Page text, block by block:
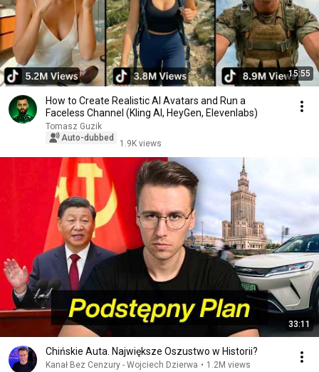
15:55
How to Create Realistic AI Avatars and Run a
Faceless Channel (Kling AI, HeyGen, Elevenlabs)
Tomasz Guzik
Auto-dubbed
1.9K views
33:11
Chińskie Auta. Największe Oszustwo w Historii?
Kanał Bez Cenzury - Wojciech Dzierwa • 1.2M views